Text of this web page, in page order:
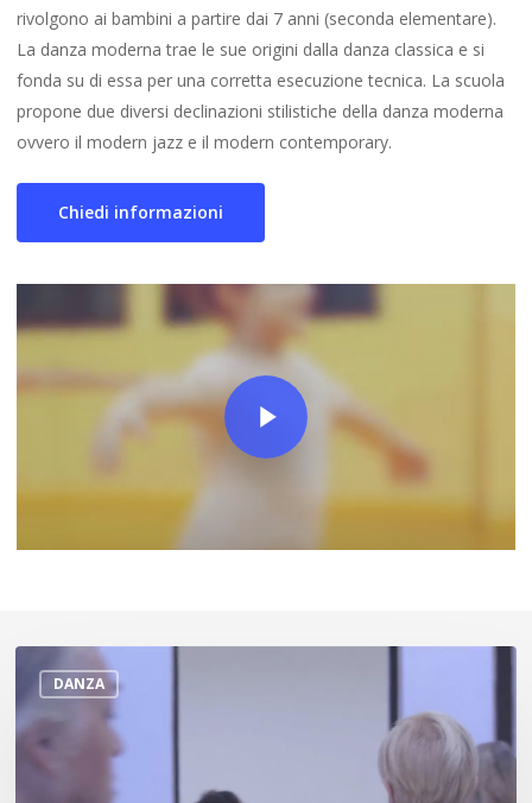
rivolgono ai bambini a partire dai 7 anni (seconda elementare).
La danza moderna trae le sue origini dalla danza classica e si
fonda su di essa per una corretta esecuzione tecnica. La scuola
propone due diversi declinazioni stilistiche della danza moderna
ovvero il modern jazz e il modern contemporary.
Chiedi informazioni
Play Video
Play Video
DANZA
dance